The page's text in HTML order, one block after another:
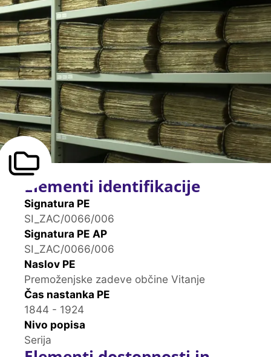
Elementi identifikacije
Signatura PE
SI_ZAC/0066/006
Signatura PE AP
SI_ZAC/0066/006
Naslov PE
Premoženjske zadeve občine Vitanje
Čas nastanka PE
1844 - 1924
Nivo popisa
Serija